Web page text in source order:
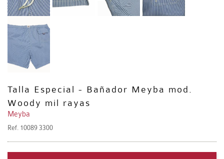
Talla Especial - Bañador Meyba mod.
Woody mil rayas
Meyba
Ref. 10089 3300